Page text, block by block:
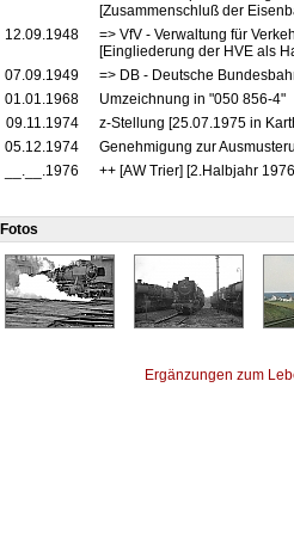
[Zusammenschluß der
12.09.1948
=> VfV - Verwaltung für
[Eingliederung der HVE als
07.09.1949
=> DB - Deutsche
01.01.1968
Umzeichnung in "050 856-4"
09.11.1974
z-Stellung [25.07.1975 in
05.12.1974
Genehmigung zur
__.__.1976
++ [AW Trier] [2.Halbjahr
Fotos
Ergänzungen zum